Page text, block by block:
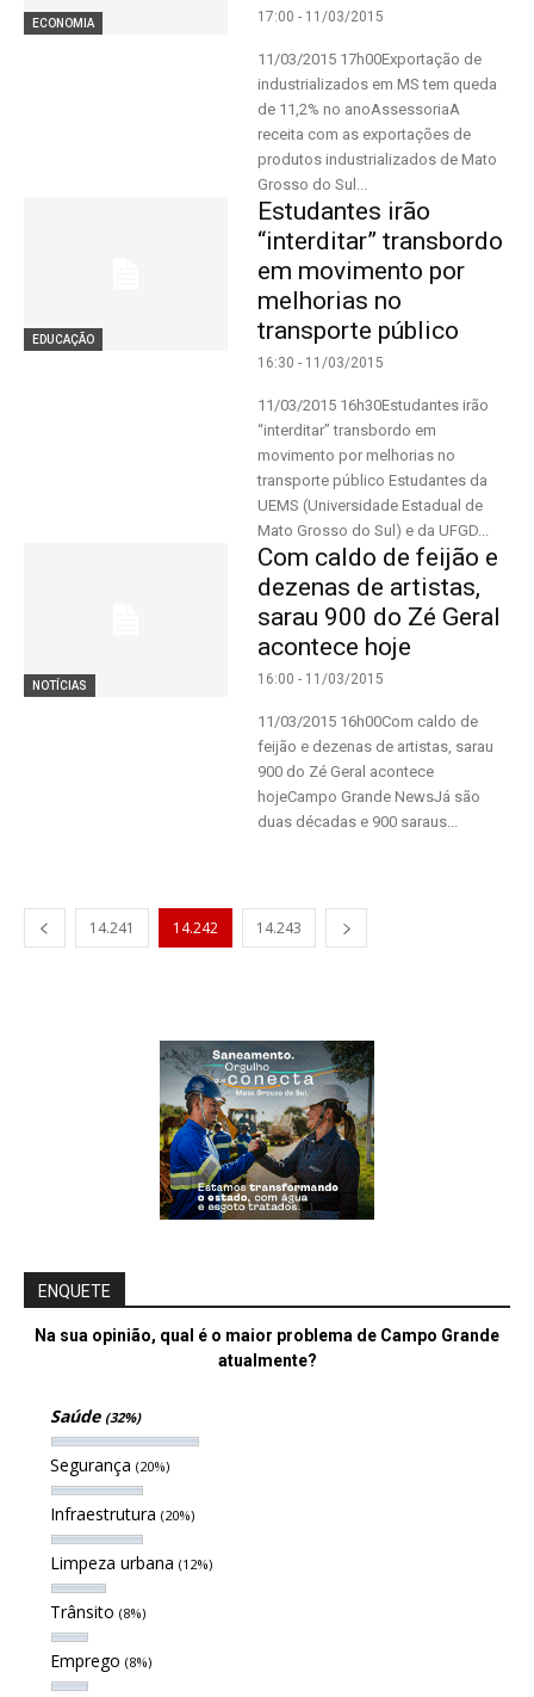
ECONOMIA 17:00 - 11/03/2015
11/03/2015 17h00Exportação de
industrializados em MS tem queda
de 11,2% no anoAssessoriaA
receita com as exportações de
produtos industrializados de Mato
Grosso do Sul...
EDUCAÇÃO
Estudantes irão
“interditar” transbordo
em movimento por
melhorias no
transporte público
16:30 - 11/03/2015
11/03/2015 16h30Estudantes irão
“interditar” transbordo em
movimento por melhorias no
transporte público Estudantes da
UEMS (Universidade Estadual de
Mato Grosso do Sul) e da UFGD...
NOTÍCIAS
Com caldo de feijão e
dezenas de artistas,
sarau 900 do Zé Geral
acontece hoje
16:00 - 11/03/2015
11/03/2015 16h00Com caldo de
feijão e dezenas de artistas, sarau
900 do Zé Geral acontece
hojeCampo Grande NewsJá são
duas décadas e 900 saraus...
14.241 14.242 14.243
ENQUETE
Na sua opinião, qual é o maior problema de Campo Grande
atualmente?
Saúde (32%)
Segurança (20%)
Infraestrutura (20%)
Limpeza urbana (12%)
Trânsito (8%)
Emprego (8%)